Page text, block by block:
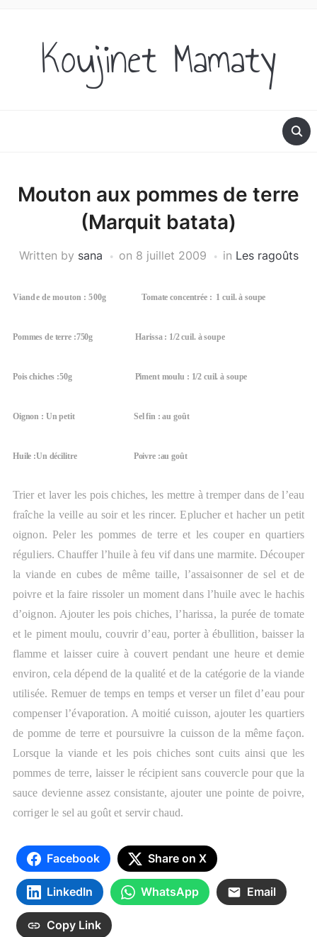
Koujinet Mamaty
Mouton aux pommes de terre
(Marquit batata)
Written by sana on 8 juillet 2009 in Les ragoûts
Viande de mouton : 500g Tomate concentrée : 1 cuil. à soupe
Pommes de terre :750g Harissa : 1/2 cuil. à soupe
Pois chiches :50g Piment moulu : 1/2 cuil. à soupe
Oignon : Un petit Sel fin : au goût
Huile :Un décilitre Poivre :au goût
Trier et laver les pois chiches, les mettre à tremper dans de l’eau
fraîche la veille au soir et les rincer. Eplucher et hacher un petit
oignon. Peler les pommes de terre et les couper en quartiers
réguliers. Chauffer l’huile à feu vif dans une marmite. Découper
la viande en cubes de même taille, l’assaisonner de sel et de
poivre et la faire rissoler un moment dans l’huile avec le hachis
d’oignon. Ajouter les pois chiches, l’harissa, la purée de tomate
et le piment moulu, couvrir d’eau, porter à ébullition, baisser la
flamme et laisser cuire à couvert pendant une heure et demie
environ, cela dépend de la qualité et de la catégorie de la viande
utilisée. Remuer de temps en temps et verser un filet d’eau pour
compenser l’évaporation. A moitié cuisson, ajouter les quartiers
de pomme de terre et poursuivre la cuisson de la même façon.
Lorsque la viande et les pois chiches sont cuits ainsi que les
pommes de terre, laisser le récipient sans couvercle pour que la
sauce devienne assez consistante, ajouter une pointe de poivre,
corriger le sel au goût et servir chaud.
Facebook Share on X
LinkedIn WhatsApp Email
Copy Link